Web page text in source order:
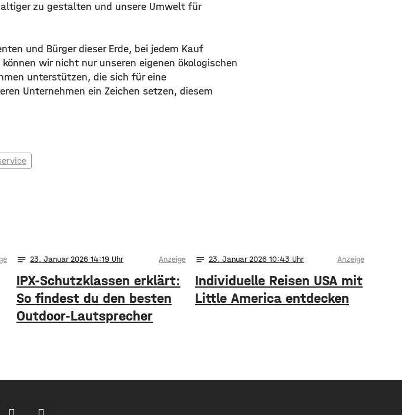
zu gestalten und unsere Umwelt für
und Bürger dieser Erde, bei jedem Kauf
wir nicht nur unseren eigenen ökologischen
unterstützen, die sich für eine
Unternehmen ein Zeichen setzen, diesem
notes 23. Januar 2026 14:19 Anzeige
IPX-Schutzklassen erklärt:
So findest du den besten
Outdoor-Lautsprecher
notes 23. Januar 2026 10:43 Anzeige
Individuelle Reisen USA mit
Little America entdecken